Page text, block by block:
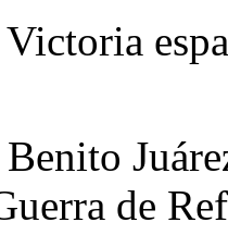
Victoria
Benito
de